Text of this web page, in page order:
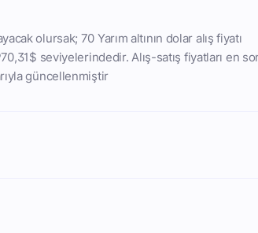
olursak; 70 Yarım altının dolar alış fiyatı
seviyelerindedir. Alış-satış fiyatları en
güncellenmiştir